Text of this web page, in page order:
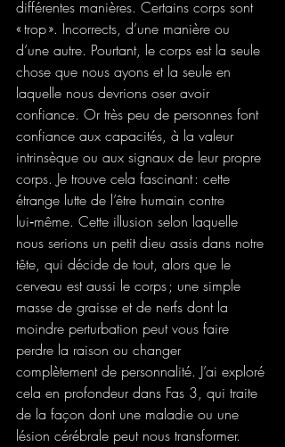
différentes manières. Certains corps sont
« trop ». Incorrects, d’une manière ou
d’une autre. Pourtant, le corps est la seule
chose que nous ayons et la seule en
laquelle nous devrions oser avoir
confiance. Or très peu de personnes font
confiance aux capacités, à la valeur
intrinsèque ou aux signaux de leur propre
corps. Je trouve cela fascinant : cette
étrange lutte de l’être humain contre
lui‑même. Cette illusion selon laquelle
nous serions un petit dieu assis dans notre
tête, qui décide de tout, alors que le
cerveau est aussi le corps ; une simple
masse de graisse et de nerfs dont la
moindre perturbation peut vous faire
perdre la raison ou changer
complètement de personnalité. J’ai exploré
cela en profondeur dans Fas 3, qui traite
de la façon dont une maladie ou une
lésion cérébrale peut nous transformer.